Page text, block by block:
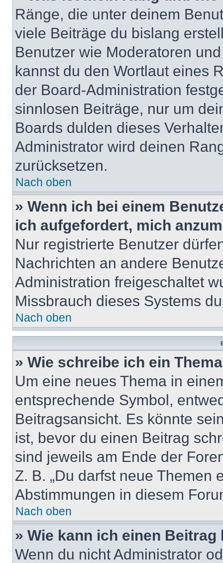
Ränge, die unter deinem
viele Beiträge du bislang
Benutzer wie Moderatoren
kannst du den Wortlaut eines
der Board-Administration
sinnlosen Beiträge, nur um
Boards dulden dieses
Administrator wird deinen
zurücksetzen.
Nach oben
» Wenn ich bei einem
ich aufgefordert, mich
Nur registrierte Benutzer
Nachrichten an andere
Administration freigeschaltet
Missbrauch dieses Systems
Nach oben
» Wie schreibe ich ein
Um eine neues Thema in
entsprechende Symbol,
Beitragsansicht. Es könnte
ist, bevor du einen Beitrag
sind jeweils am Ende der
Z. B. „Du darfst neue Themen
Abstimmungen in diesem
Nach oben
» Wie kann ich einen
Wenn du nicht Administrator